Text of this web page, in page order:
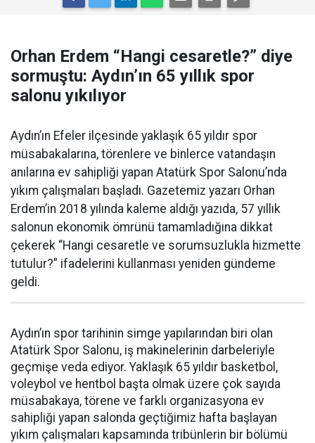
Orhan Erdem “Hangi cesaretle?” diye
sormuştu: Aydın’ın 65 yıllık spor
salonu yıkılıyor
Aydın’ın Efeler ilçesinde yaklaşık 65 yıldır spor
müsabakalarına, törenlere ve binlerce vatandaşın
anılarına ev sahipliği yapan Atatürk Spor Salonu’nda
yıkım çalışmaları başladı. Gazetemiz yazarı Orhan
Erdem’in 2018 yılında kaleme aldığı yazıda, 57 yıllık
salonun ekonomik ömrünü tamamladığına dikkat
çekerek “Hangi cesaretle ve sorumsuzlukla hizmette
tutulur?” ifadelerini kullanması yeniden gündeme
geldi.
Aydın’ın spor tarihinin simge yapılarından biri olan
Atatürk Spor Salonu, iş makinelerinin darbeleriyle
geçmişe veda ediyor. Yaklaşık 65 yıldır basketbol,
voleybol ve hentbol başta olmak üzere çok sayıda
müsabakaya, törene ve farklı organizasyona ev
sahipliği yapan salonda geçtiğimiz hafta başlayan
yıkım çalışmaları kapsamında tribünlerin bir bölümü